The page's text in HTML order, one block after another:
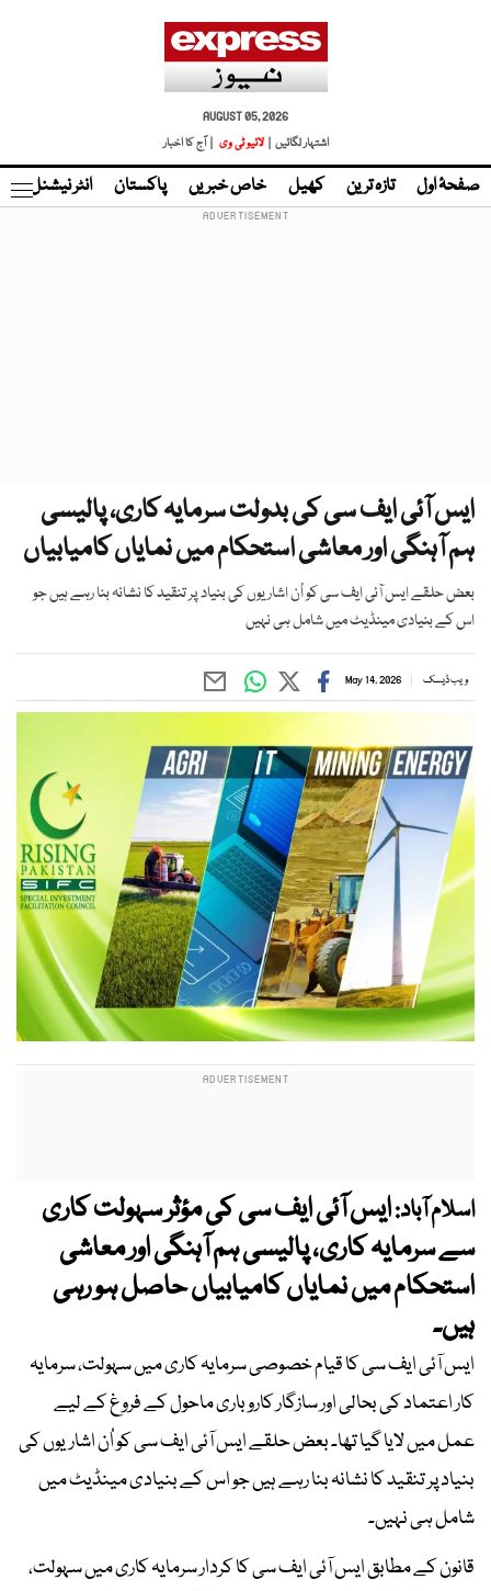
AUGUST 05, 2026
اشتہار لگائیں |
لائیو ٹی وی | آج کا اخبار
صفحۂ اول تازہ ترین کھیل خاص خبریں پاکستان انٹر نیشنل
ایس آئی ایف سی کی بدولت سرمایہ کاری، پالیسی
ہم آہنگی اور معاشی استحکام میں نمایاں کامیابیاں
بعض حلقے ایس آئی ایف سی کو اُن اشاریوں کی بنیاد پر تنقید کا نشانہ بنا رہے ہیں جو
اس کے بنیادی مینڈیٹ میں شامل ہی نہیں
ویب ڈیسک May 14, 2026
اسلام آباد:ایس آئی ایف سی کی مؤثر سہولت کاری
سے سرمایہ کاری، پالیسی ہم آہنگی اور معاشی
استحکام میں نمایاں کامیابیاں حاصل ہو رہی
ہیں۔
ایس آئی ایف سی کا قیام خصوصی سرمایہ کاری میں سہولت، سرمایہ
کار اعتماد کی بحالی اور سازگار کاروباری ماحول کے فروغ کے لیے
عمل میں لایا گیا تھا۔ بعض حلقے ایس آئی ایف سی کو اُن اشاریوں کی
بنیاد پر تنقید کا نشانہ بنا رہے ہیں جو اس کے بنیادی مینڈیٹ میں
شامل ہی نہیں۔
قانون کے مطابق ایس آئی ایف سی کا کردار سرمایہ کاری میں سہولت،